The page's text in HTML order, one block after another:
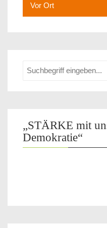
Vor Ort
„STÄRKE mit
Demokratie“